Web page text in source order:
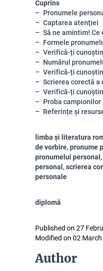
Cuprins
Pronumele
Captarea atenției
Să ne amintim! Ce
Formele
Verifică-ți
Numărul
Verifică-ți
Scrierea corectă a
Verifică-ți
Proba campionilor
Referințe și
limba și literatura
de vorbire, pronume
pronumelui
personal, scrierea
personale
diplomă
Published on 27
Modified on 02
Author